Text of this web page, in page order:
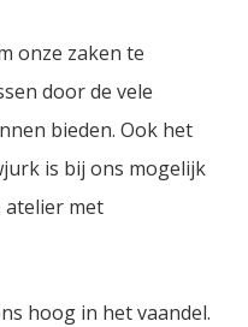
onze zaken te
door de vele
bieden. Ook het
is bij ons mogelijk
atelier met
hoog in het vaandel.